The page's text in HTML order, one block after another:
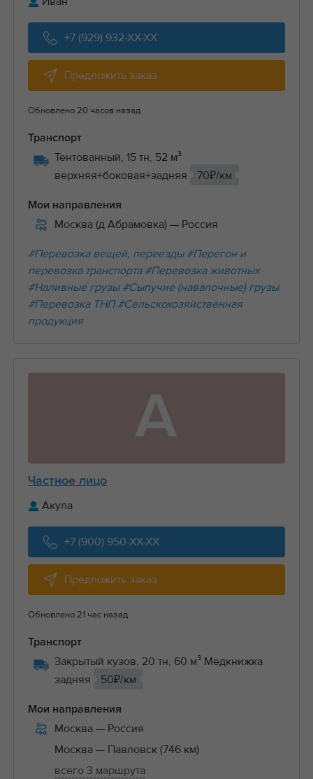
+7 (929) 932-XX-XX
Предложить заказ
Обновлено 20 часов назад
Транспорт
Тентованный, 15 тн, 52 м³
верхняя+боковая+задняя
70₽/км
Мои направления
Москва (д Абрамовка) — Россия
#Перевозка вещей, переезды #Перегон и
перевозка транспорта #Перевозка животных
#Наливные грузы #Сыпучие (навалочные) грузы
#Перевозка ТНП #Сельскохозяйственная
продукция
А
Частное лицо
Акула
+7 (900) 950-XX-XX
Предложить заказ
Обновлено 21 час назад
Транспорт
Закрытый кузов, 20 тн, 60 м³ Медкнижка
задняя
50₽/км
Мои направления
Москва — Россия
Москва — Павловск (746 км)
всего 3 маршрута